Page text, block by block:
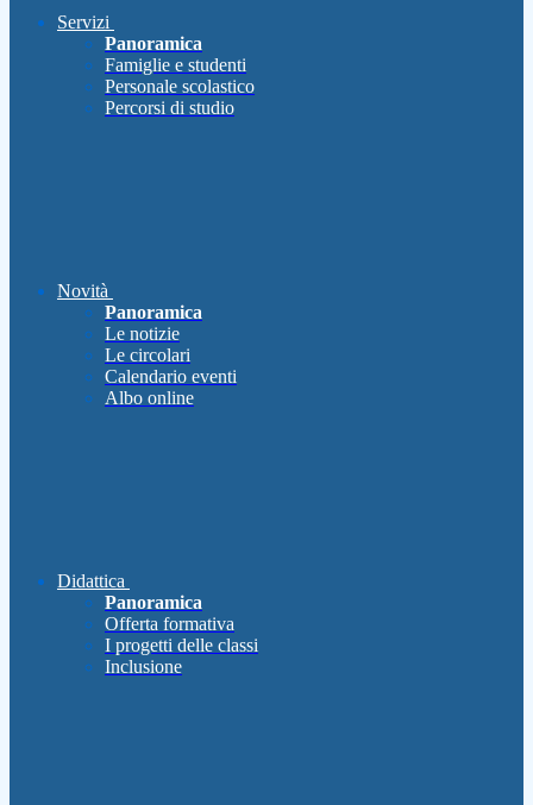
Servizi
Panoramica
Famiglie e studenti
Personale scolastico
Percorsi di studio
Novità
Panoramica
Le notizie
Le circolari
Calendario eventi
Albo online
Didattica
Panoramica
Offerta formativa
I progetti delle classi
Inclusione